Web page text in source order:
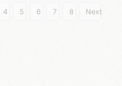
4 5 6 7 8 Next